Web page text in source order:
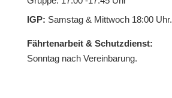
IGP: Samstag & Mittwoch 18:00 Uhr.
Fährtenarbeit & Schutzdienst:
Sonntag nach Vereinbarung.